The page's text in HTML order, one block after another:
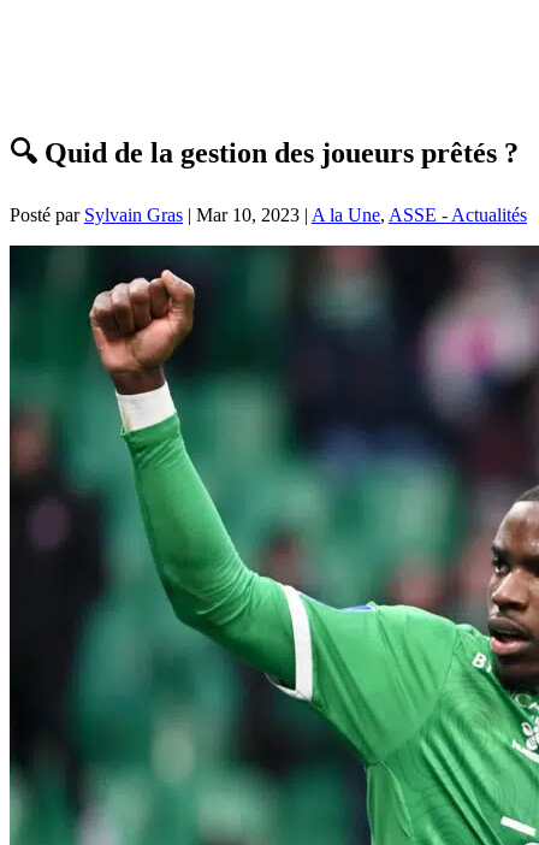
🔍 Quid de la gestion des joueurs prêtés ?
Posté par Sylvain Gras | Mar 10, 2023 | A la Une, ASSE - Actualités